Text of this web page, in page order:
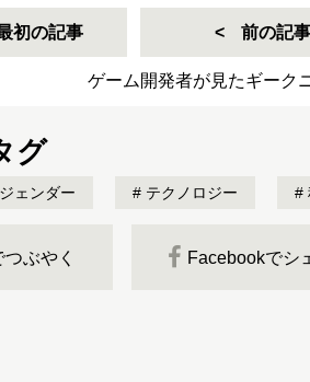
初の記事 前の記事
ゲーム開発者が見たギーク
グ
ジェンダー テクノロジー
ぶやく Facebookでシ